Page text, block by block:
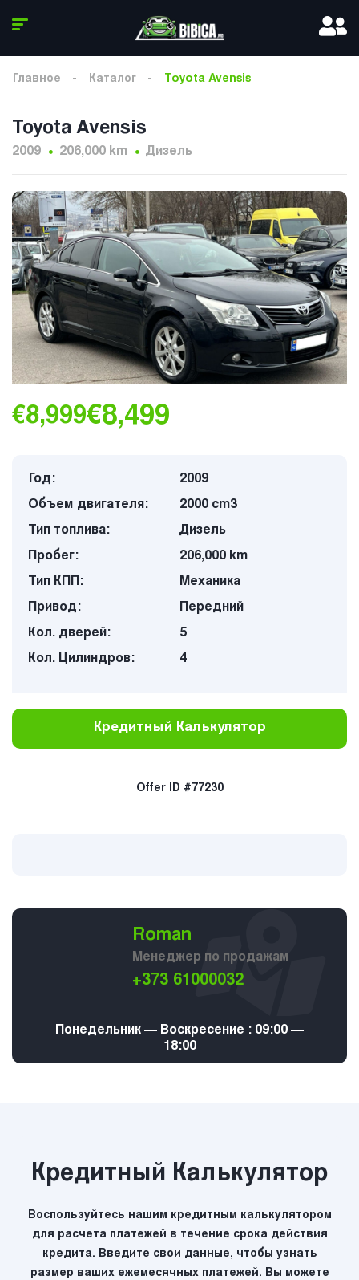
Главное Каталог Toyota Avensis
Toyota Avensis
2009 206,000 km Дизель
€8,999€8,499
Год:
2009
Объем двигателя:
2000 cm3
Тип топлива:
Дизель
Пробег:
206,000 km
Тип КПП:
Механика
Привод:
Передний
Кол. дверей:
5
Кол. Цилиндров:
4
Кредитный Калькулятор
Offer ID #77230
Roman
Менеджер по продажам
+373 61000032
Понедельник — Воскресение : 09:00 —
18:00
Кредитный Калькулятор
Воспользуйтесь нашим кредитным калькулятором
для расчета платежей в течение срока действия
кредита. Введите свои данные, чтобы узнать
размер ваших ежемесячных платежей. Вы можете